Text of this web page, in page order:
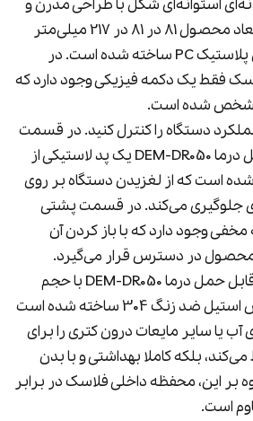
استوانه‌ای شکل با طراحی مدرن و
مینیمال بهره می‌برد. ابعاد محصول 81 در 81 در 217 میلی‌متر
است و بدنه آن از جنس پلاستیک PC ساخته شده است. در
فقط یک دکمه فیزیکی وجود دارد که
مشخص شده است.
دستگاه را کنترل کنید. در قسمت
زیرین فلاسک قابل حمل درما DEM-DR050 یک پد لاستیکی از
است که از لغزیدن دستگاه بر روی
جلوگیری می‌کند. در قسمت پشتی
وجود دارد که با باز کردن آن
در دسترس قرار می‌گیرد.
محفظه داخلی فلاسک قابل حمل درما DEM-DR050 با حجم
350 میلی‌لیتری از جنس استیل ضد زنگ 304 ساخته شده است
آب یا سایر مایعات درون کتری را برای
بلکه کاملا بهداشتی و با بدن
بر این، محفظه داخلی فلاسک در برابر
است.